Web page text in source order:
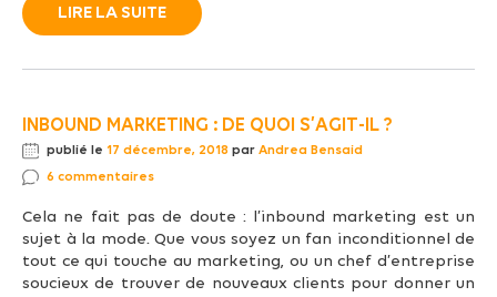
LIRE LA SUITE
INBOUND MARKETING : DE QUOI S’AGIT-IL ?
publié le 17 décembre, 2018 par Andrea Bensaid
6 commentaires
Cela ne fait pas de doute : l’inbound marketing est un
sujet à la mode. Que vous soyez un fan inconditionnel de
tout ce qui touche au marketing, ou un chef d’entreprise
soucieux de trouver de nouveaux clients pour donner un